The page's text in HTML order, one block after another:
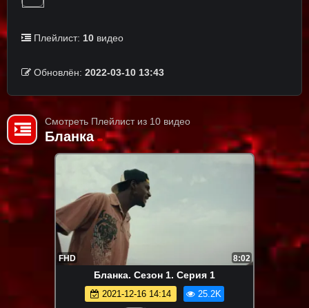
Плейлист: 10 видео
Обновлён: 2022-03-10 13:43
Смотреть Плейлист из 10 видео
Бланка
FHD 8:02
Бланка. Сезон 1. Серия 1
2021-12-16 14:14 25.2K